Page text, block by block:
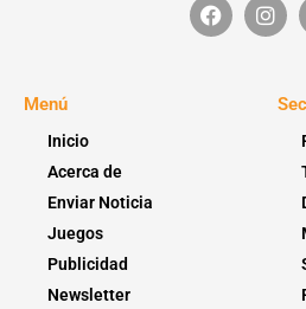
Menú
Inicio
Acerca de
Enviar Noticia
Juegos
Publicidad
Newsletter